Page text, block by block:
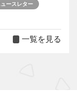
ースレター
一覧を見る